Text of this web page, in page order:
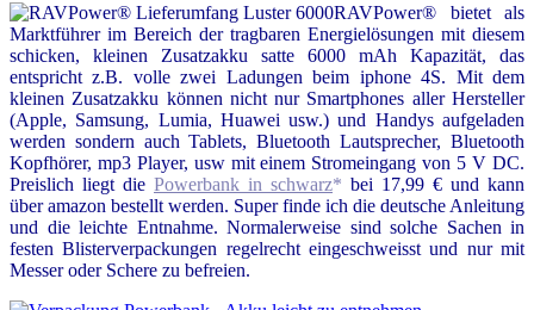
RAVPower® bietet als
Marktführer im Bereich der tragbaren Energielösungen mit diesem
schicken, kleinen Zusatzakku satte 6000 mAh Kapazität, das
entspricht z.B. volle zwei Ladungen beim iphone 4S. Mit dem
kleinen Zusatzakku können nicht nur Smartphones aller Hersteller
(Apple, Samsung, Lumia, Huawei usw.) und Handys aufgeladen
werden sondern auch Tablets, Bluetooth Lautsprecher, Bluetooth
Kopfhörer, mp3 Player, usw mit einem Stromeingang von 5 V DC.
Preislich liegt die Powerbank in schwarz* bei 17,99 € und kann
über amazon bestellt werden. Super finde ich die deutsche Anleitung
und die leichte Entnahme. Normalerweise sind solche Sachen in
festen Blisterverpackungen regelrecht eingeschweisst und nur mit
Messer oder Schere zu befreien.